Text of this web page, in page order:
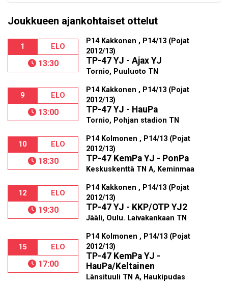
Joukkueen ajankohtaiset ottelut
1 ELO
13:30
P14 Kakkonen , P14/13 (Pojat
2012/13)
TP-47 YJ - Ajax YJ
Tornio, Puuluoto TN
9 ELO
13:00
P14 Kakkonen , P14/13 (Pojat
2012/13)
TP-47 YJ - HauPa
Tornio, Pohjan stadion TN
10 ELO
18:30
P14 Kolmonen , P14/13 (Pojat
2012/13)
TP-47 KemPa YJ - PonPa
Keskuskenttä TN A, Keminmaa
12 ELO
19:30
P14 Kakkonen , P14/13 (Pojat
2012/13)
TP-47 YJ - KKP/OTP YJ2
Jääli, Oulu. Laivakankaan TN
15 ELO
17:00
P14 Kolmonen , P14/13 (Pojat
2012/13)
TP-47 KemPa YJ -
HauPa/Keltainen
Länsituuli TN A, Haukipudas